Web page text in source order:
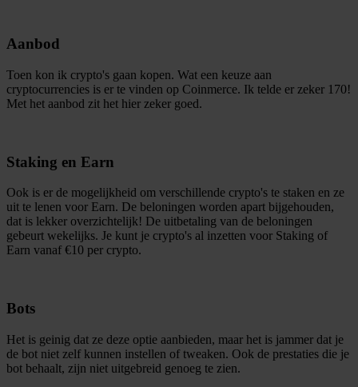
partners kunnen deze gegevens combineren met andere
verzameld op basis van uw gebruik van hun services.
Aanbod
Toen kon ik crypto's gaan kopen. Wat een keuze aan
cryptocurrencies is er te vinden op Coinmerce. Ik telde er zeker 170!
Met het aanbod zit het hier zeker goed.
Staking en Earn
Ook is er de mogelijkheid om verschillende crypto's te staken en ze
uit te lenen voor Earn. De beloningen worden apart bijgehouden,
dat is lekker overzichtelijk! De uitbetaling van de beloningen
gebeurt wekelijks. Je kunt je crypto's al inzetten voor Staking of
Earn vanaf €10 per crypto.
Bots
Het is geinig dat ze deze optie aanbieden, maar het is jammer dat je
de bot niet zelf kunnen instellen of tweaken. Ook de prestaties die je
bot behaalt, zijn niet uitgebreid genoeg te zien.